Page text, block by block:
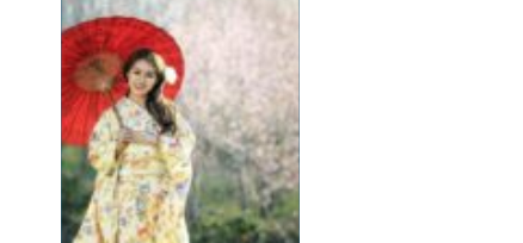
eventyrlysten rejsende,
en kulturel enthusiast
eller en solsøgende
strandløve, vil Thailand
præsente...